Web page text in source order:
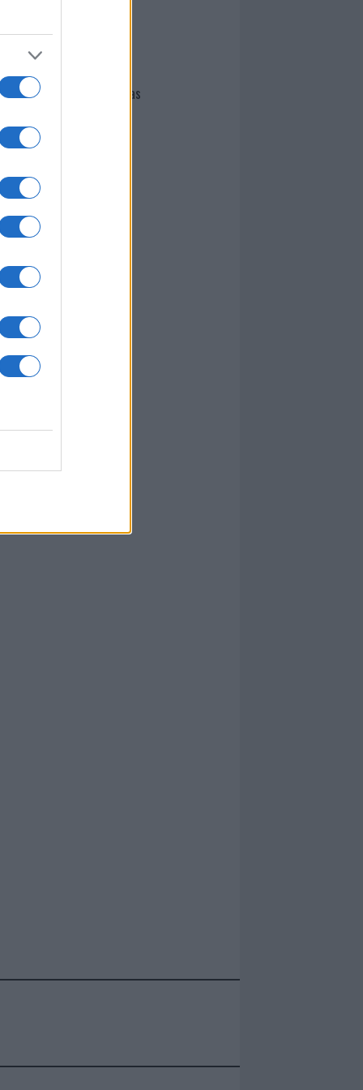
Giovannimaria Cabras